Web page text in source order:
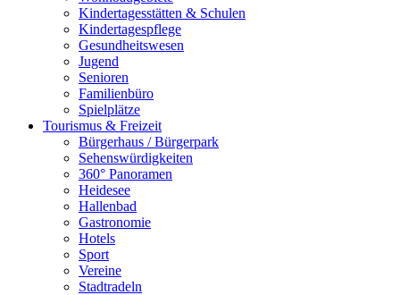
Kindertagesstätten & Schulen
Kindertagespflege
Gesundheitswesen
Jugend
Senioren
Familienbüro
Spielplätze
Tourismus & Freizeit
Bürgerhaus / Bürgerpark
Sehenswürdigkeiten
360° Panoramen
Heidesee
Hallenbad
Gastronomie
Hotels
Sport
Vereine
Stadtradeln